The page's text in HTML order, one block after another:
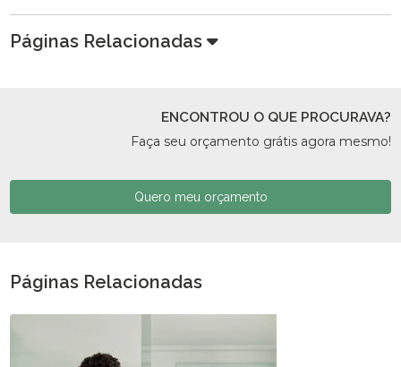
Páginas Relacionadas
ENCONTROU O QUE PROCURAVA?
Faça seu orçamento grátis agora mesmo!
Quero meu orçamento
Páginas Relacionadas